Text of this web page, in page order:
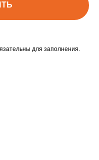
для заполнения.